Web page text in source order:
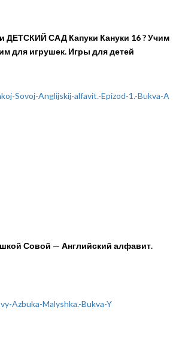
ДЕТСКИЙ САД Капуки Кануки 16 ? Учим
для игрушек. Игры для детей
Совой — Английский алфавит.